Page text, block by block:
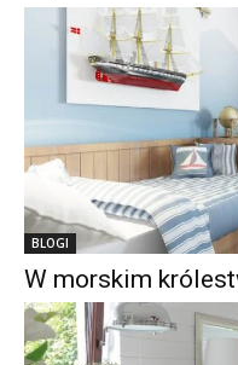
BLOGI
W morskim